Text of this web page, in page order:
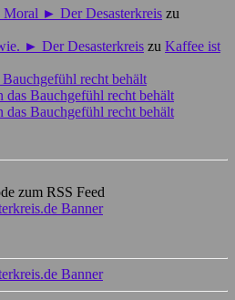
Moral ► Der Desasterkreis zu
► Der Desasterkreis zu Kaffee ist
Bauchgefühl recht behält
das Bauchgefühl recht behält
das Bauchgefühl recht behält
zum RSS Feed